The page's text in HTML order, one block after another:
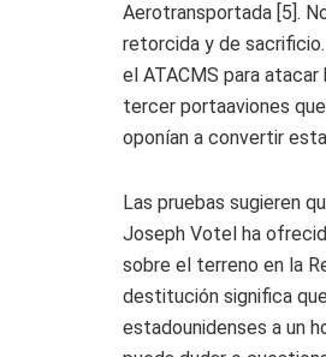
Aerotransportada [5].
retorcida y de
el ATACMS para
tercer portaaviones
oponían a convertir
Las pruebas sugieren
Joseph Votel ha
sobre el terreno en la
destitución significa
estadounidenses a un